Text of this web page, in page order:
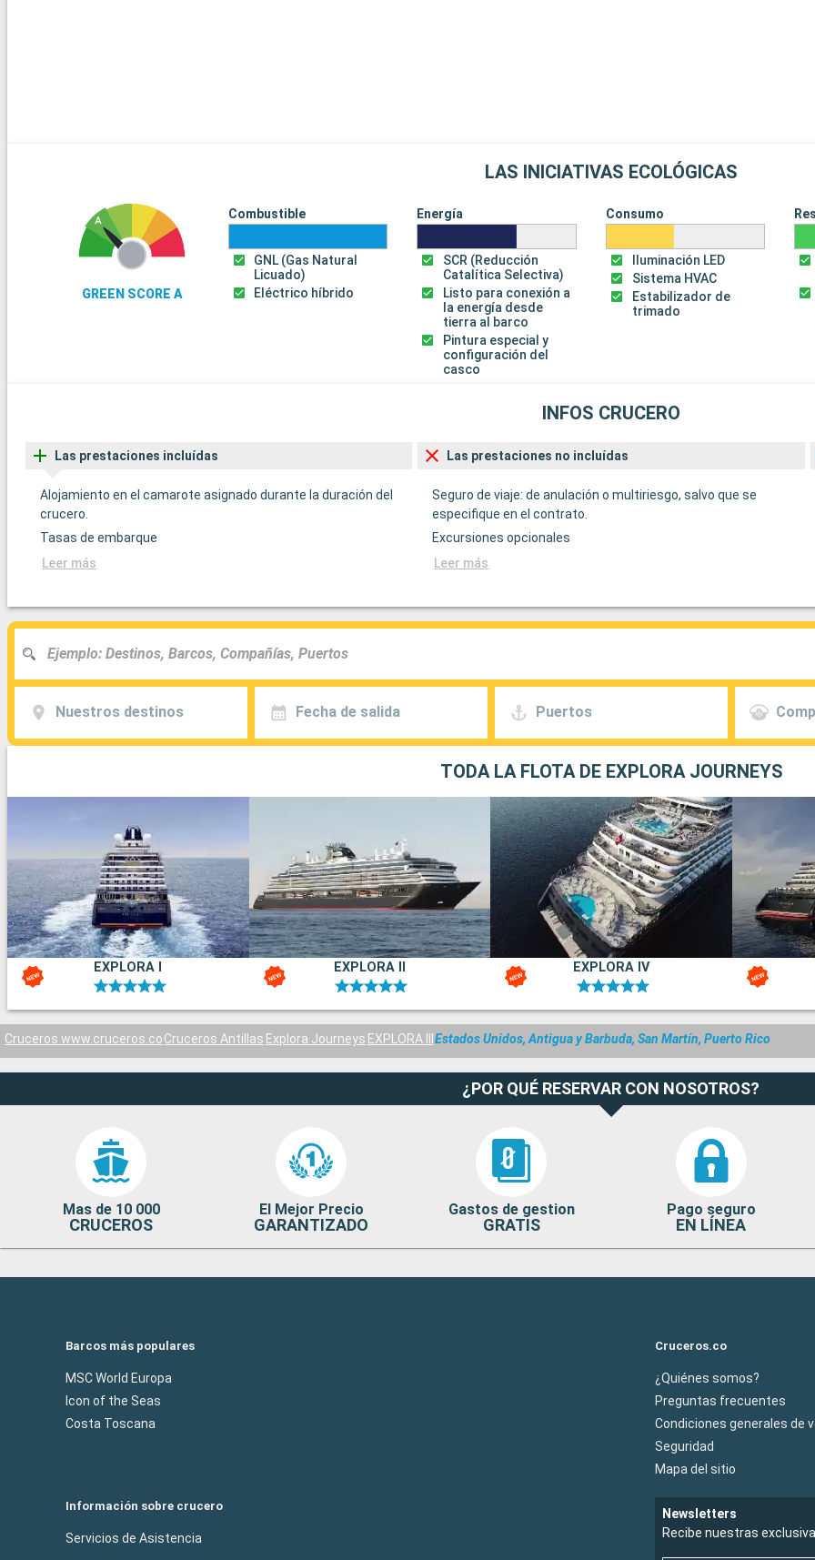
LAS INICIATIVAS ECOLÓGICAS
GREEN SCORE A
Combustible
GNL (Gas Natural
Licuado)
Eléctrico híbrido
Energía
SCR (Reducción
Catalítica Selectiva)
Listo para conexión a
la energía desde
tierra al barco
Pintura especial y
configuración del
casco
Consumo
Iluminación LED
Sistema HVAC
Estabilizador de
trimado
INFOS CRUCERO
Las prestaciones incluídas
Alojamiento en el camarote asignado durante la duración del
crucero.
Tasas de embarque
Leer más
Las prestaciones no incluídas
Seguro de viaje: de anulación o multiriesgo, salvo que se
especifique en el contrato.
Excursiones opcionales
Leer más
Nuestros destinos Fecha de salida Puertos
TODA LA FLOTA DE EXPLORA JOURNEYS
EXPLORA I EXPLORA II EXPLORA IV
Cruceros www.cruceros.coCruceros Antillas Explora Journeys EXPLORA III Estados Unidos, Antigua y Barbuda, San Martín, Puerto Rico
¿POR QUÉ RESERVAR CON NOSOTROS?
Mas de 10 000
CRUCEROS
El Mejor Precio
GARANTIZADO
Gastos de gestion
GRATIS
Pago seguro
EN LÍNEA
Barcos más populares
MSC World Europa
Icon of the Seas
Costa Toscana
Cruceros.co
¿Quiénes somos?
Preguntas frecuentes
Condiciones generales de
Seguridad
Mapa del sitio
Información sobre crucero
Servicios de Asistencia
Newsletters
Recibe nuestras